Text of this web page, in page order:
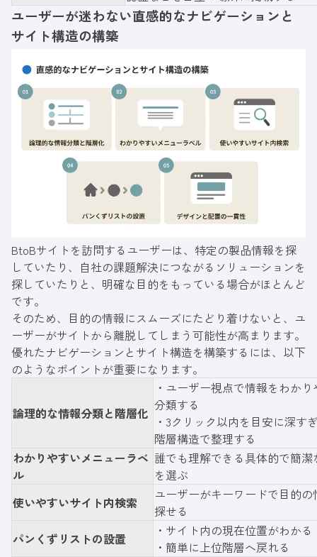
ユーザーが迷わない直感的なナビゲーションと
サイト構造の構築
BtoBサイトを訪問するユーザーは、特定の製品情報を探
していたり、自社の課題解決につながるソリューションを
探していたりと、明確な目的をもっている場合がほとんど
です。
そのため、目的の情報にスムーズにたどり着けないと、ユ
ーザーがサイトから離脱してしまう可能性が高まります。
優れたナビゲーションとサイト構造を構築するには、以下
のようなポイントが重要になります。
論理的な情報分類と階層化
・ユーザー視点で情報をわか
分類する
・3クリック以内を目安に深す
階層構造で整理する
わかりやすいメニューラベ
ル
誰でも理解できる具体的で簡潔
を選ぶ
使いやすいサイト内検索
ユーザーがキーワードで目的の
探せる
パンくずリストの設置
・サイト内の現在位置がわかる
・簡単に上位階層へ戻れる